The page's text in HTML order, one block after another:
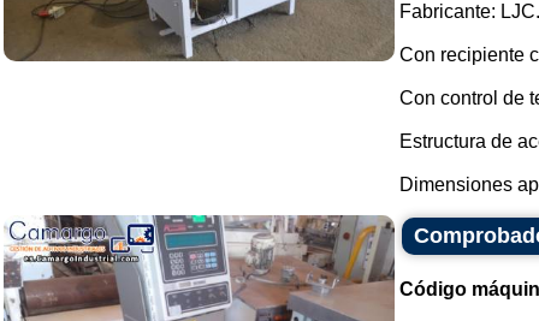
Fabricante: LJC.
Con recipiente
Con control de
Estructura de
Dimensiones
Código